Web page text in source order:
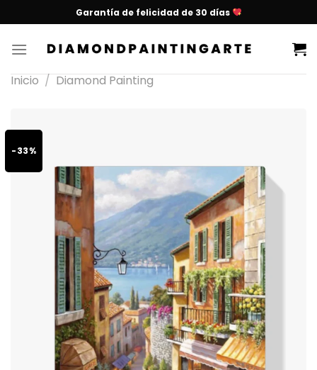
Garantía de felicidad de 30 días
Inicio / Diamond Painting
-33%